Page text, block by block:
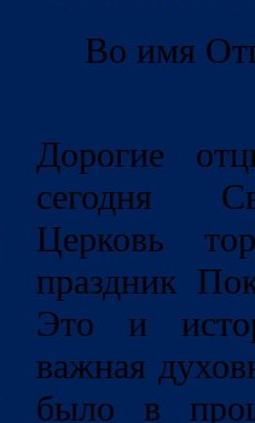
Во имя
Дорогие
сегодня
Церковь
праздник
Это и
важная
было в